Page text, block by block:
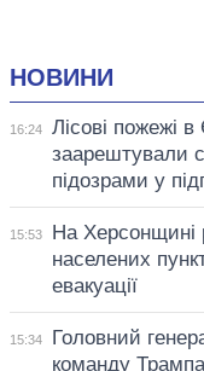
НОВИНИ
16:24
Лісові пожежі
заарештували
підозрами у
15:53
На Херсонщині
населених
евакуації
15:34
Головний
команду Трампа